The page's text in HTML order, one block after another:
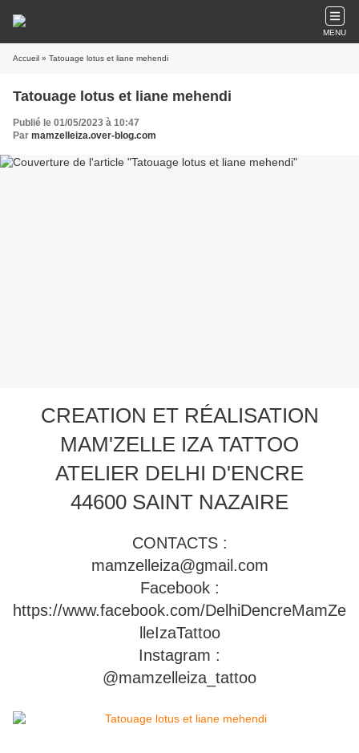
MENU
Accueil » Tatouage lotus et liane mehendi
Tatouage lotus et liane mehendi
Publié le 01/05/2023 à 10:47
Par mamzelleiza.over-blog.com
CREATION ET RÉALISATION
MAM'ZELLE IZA TATTOO
ATELIER DELHI D'ENCRE
44600 SAINT NAZAIRE
CONTACTS :
mamzelleiza@gmail.com
Facebook :
https://www.facebook.com/DelhiDencreMamZe
lleIzaTattoo
Instagram :
@mamzelleiza_tattoo